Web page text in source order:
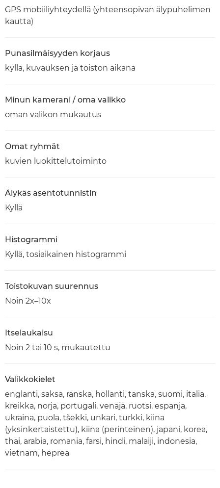
GPS mobiiliyhteydellä (yhteensopivan älypuhelimen
kautta)
Punasilmäisyyden korjaus
kyllä, kuvauksen ja toiston aikana
Minun kamerani / oma valikko
oman valikon mukautus
Omat ryhmät
kuvien luokittelutoiminto
Älykäs asentotunnistin
Kyllä
Histogrammi
Kyllä, tosiaikainen histogrammi
Toistokuvan suurennus
Noin 2x–10x
Itselaukaisu
Noin 2 tai 10 s, mukautettu
Valikkokielet
englanti, saksa, ranska, hollanti, tanska, suomi, italia,
kreikka, norja, portugali, venäjä, ruotsi, espanja,
ukraina, puola, tšekki, unkari, turkki, kiina
(yksinkertaistettu), kiina (perinteinen), japani, korea,
thai, arabia, romania, farsi, hindi, malaiji, indonesia,
vietnam, heprea